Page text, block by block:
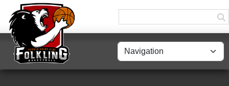
Panneau de gestion des cookies